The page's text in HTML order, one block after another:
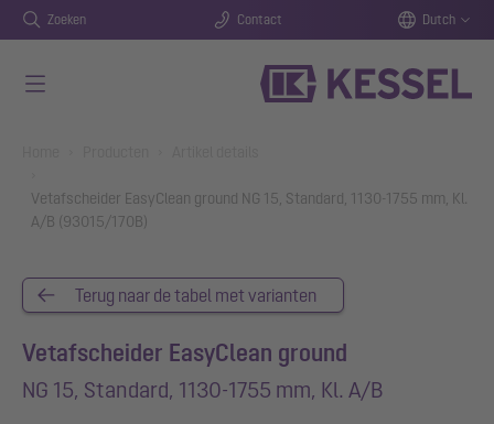
Zoeken Contact Dutch
Vetafscheider EasyClean ground NG 15, Standard, 1130-1755 mm, Kl.
A/B (93015/170B)
Terug naar de tabel met varianten
Vetafscheider EasyClean ground
NG 15, Standard, 1130-1755 mm, Kl. A/B